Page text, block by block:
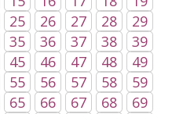
25 26 27 28
29
35 36 37 38
39
45 46 47 48
49
55 56 57 58
59
65 66 67 68
69